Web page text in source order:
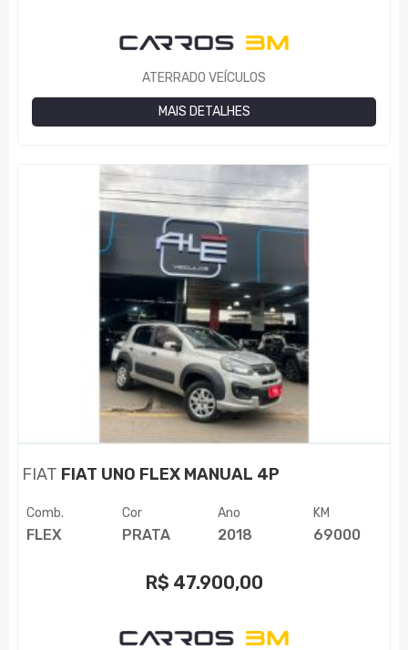
ATERRADO VEÍCULOS
MAIS DETALHES
FIAT FIAT UNO FLEX MANUAL 4P
Comb.
FLEX
Cor
PRATA
Ano
2018
KM
69000
R$ 47.900,00